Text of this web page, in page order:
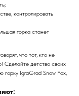
контролировать
горка станет
что тот, кто не
Сделайте детство своих
IgraGrad Snow Fox,